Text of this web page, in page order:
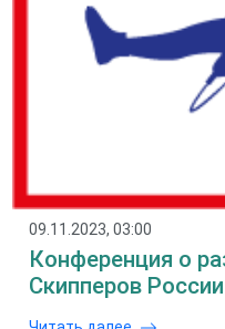
09.11.2023, 03:00
Конференция о
Скипперов России